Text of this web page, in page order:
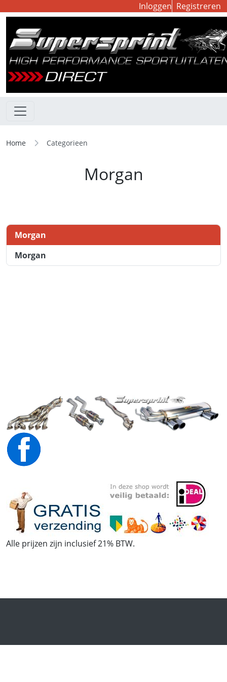
Inloggen Registreren
Home Categorieen
Morgan
Morgan
Morgan
Alle prijzen zijn inclusief 21% BTW.